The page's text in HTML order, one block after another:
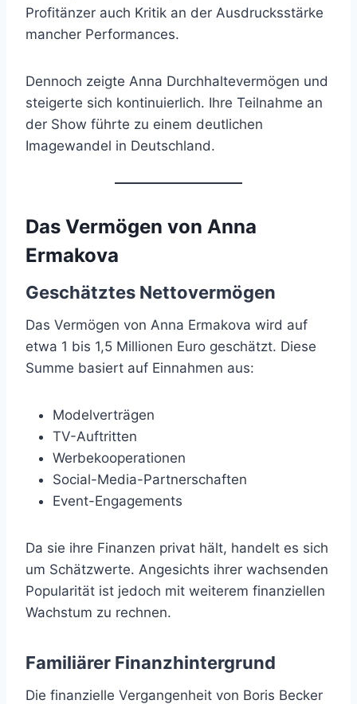
Profitänzer auch Kritik an der Ausdrucksstärke
mancher Performances.
Dennoch zeigte Anna Durchhaltevermögen und
steigerte sich kontinuierlich. Ihre Teilnahme an
der Show führte zu einem deutlichen
Imagewandel in Deutschland.
Das Vermögen von Anna
Ermakova
Geschätztes Nettovermögen
Das Vermögen von Anna Ermakova wird auf
etwa 1 bis 1,5 Millionen Euro geschätzt. Diese
Summe basiert auf Einnahmen aus:
Modelverträgen
TV-Auftritten
Werbekooperationen
Social-Media-Partnerschaften
Event-Engagements
Da sie ihre Finanzen privat hält, handelt es sich
um Schätzwerte. Angesichts ihrer wachsenden
Popularität ist jedoch mit weiterem finanziellen
Wachstum zu rechnen.
Familiärer Finanzhintergrund
Die finanzielle Vergangenheit von Boris Becker